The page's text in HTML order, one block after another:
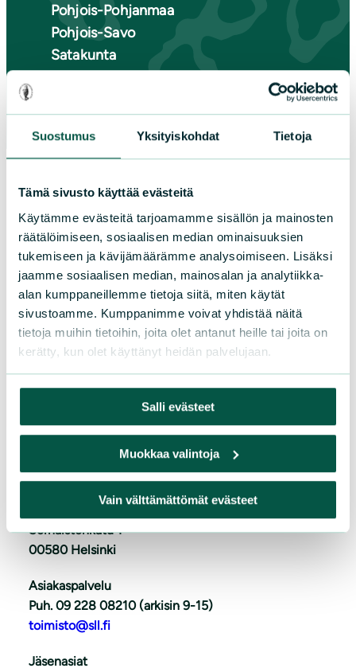
Suostumus Yksityiskohdat Tietoja
Tämä sivusto käyttää evästeitä
Käytämme evästeitä tarjoamamme sisällön ja mainosten
räätälöimiseen, sosiaalisen median ominaisuuksien
tukemiseen ja kävijämäärämme analysoimiseen. Lisäksi
jaamme sosiaalisen median, mainosalan ja analytiikka-
alan kumppaneillemme tietoja siitä, miten käytät
sivustoamme. Kumppanimme voivat yhdistää näitä
tietoja muihin tietoihin, joita olet antanut heille tai joita on
kerätty, kun olet käyttänyt heidän palvelujaan.
Salli evästeet
Muokkaa valintoja
Vain välttämättömät evästeet
Pohjois-Pohjanmaa
Pohjois-Savo
Satakunta
Liity
Suomen luonnonsuojeluliitto
Sörnäistenkatu 1
00580 Helsinki
Asiakaspalvelu
Puh. 09 228 08210 (arkisin 9-15)
toimisto@sll.fi
Jäsenasiat